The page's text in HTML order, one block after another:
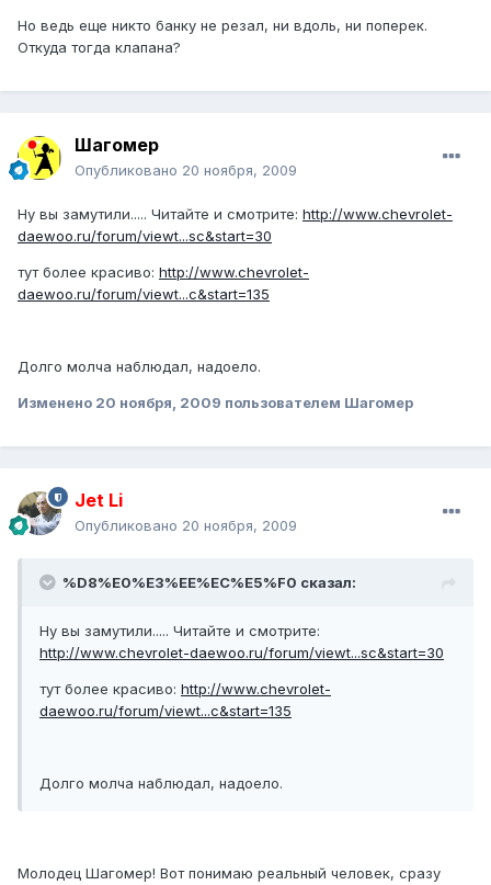
Но ведь еще никто банку не резал, ни вдоль, ни поперек.
Откуда тогда клапана?
Шагомер
Опубликовано 20 ноября, 2009
Ну вы замутили..... Читайте и смотрите: http://www.chevrolet-
daewoo.ru/forum/viewt...sc&start=30
тут более красиво: http://www.chevrolet-
daewoo.ru/forum/viewt...c&start=135
Долго молча наблюдал, надоело.
Изменено 20 ноября, 2009 пользователем Шагомер
Jet Li
Опубликовано 20 ноября, 2009
%D8%E0%E3%EE%EC%E5%F0 сказал:
Ну вы замутили..... Читайте и смотрите:
http://www.chevrolet-daewoo.ru/forum/viewt...sc&start=30
тут более красиво: http://www.chevrolet-
daewoo.ru/forum/viewt...c&start=135
Долго молча наблюдал, надоело.
Молодец Шагомер! Вот понимаю реальный человек, сразу